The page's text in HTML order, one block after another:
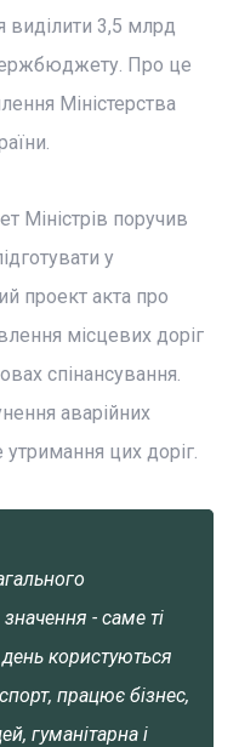
виділити 3,5 млрд
Про це
Міністерства
Міністрів поручив
у
проект акта про
місцевих доріг
спінансування.
аварійних
цих доріг.
- саме ті
користуються
працює бізнес,
гуманітарна і